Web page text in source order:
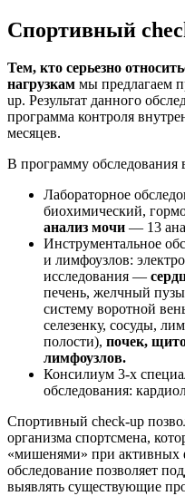
Спортивный
Тем, кто серьезно
нагрузкам мы предлагаем
up. Результат данного
программа контроля
месяцев.
В программу обследования
Лабораторное
биохимический,
анализ мочи — 13
Инструментальное
и лимфоузлов:
исследования —
печень, желчный
систему воротной
селезенку, сосуды,
полости), почек,
лимфоузлов.
Консилиум 3-х
обследования:
Спортивный check-up
организма спортсмена,
«мишенями» при активных
обследование позволяет
выявлять существующие